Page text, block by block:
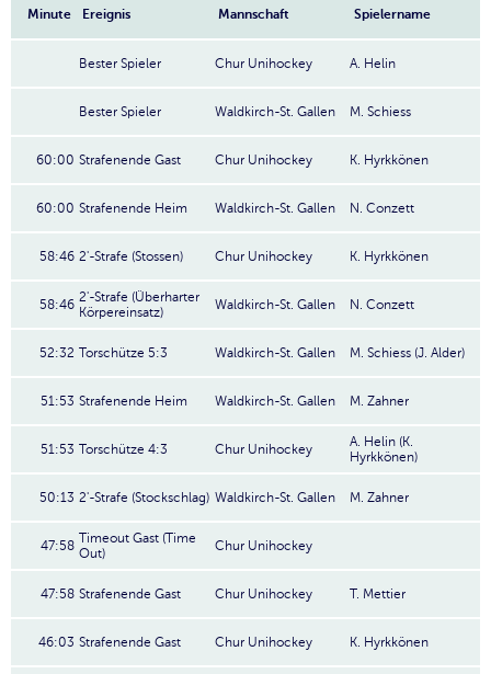
Minute Ereignis Mannschaft Spielername
Bester Spieler Chur Unihockey A. Helin
Bester Spieler Waldkirch-St. Gallen M. Schiess
60:00 Strafenende Gast Chur Unihockey K. Hyrkkönen
60:00 Strafenende Heim Waldkirch-St. Gallen N. Conzett
58:46 2'-Strafe (Stossen) Chur Unihockey K. Hyrkkönen
58:46 2'-Strafe (Überharter
Körpereinsatz)
Waldkirch-St. Gallen N. Conzett
52:32 Torschütze 5:3 Waldkirch-St. Gallen M. Schiess (J. Alder)
51:53 Strafenende Heim Waldkirch-St. Gallen M. Zahner
51:53 Torschütze 4:3 Chur Unihockey
A. Helin (K.
Hyrkkönen)
50:13 2'-Strafe (Stockschlag) Waldkirch-St. Gallen M. Zahner
47:58 Timeout Gast (Time
Out)
Chur Unihockey
47:58 Strafenende Gast Chur Unihockey T. Mettier
46:03 Strafenende Gast Chur Unihockey K. Hyrkkönen